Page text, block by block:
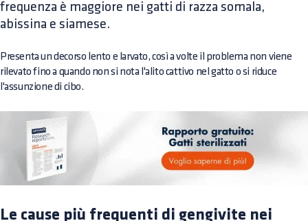
frequenza è maggiore nei gatti di razza somala,
abissina e siamese.
Presenta un decorso lento e larvato, così a volte il problema non viene
rilevato fino a quando non si nota l'alito cattivo nel gatto o si riduce
l'assunzione di cibo.
Le cause più frequenti di gengivite nei